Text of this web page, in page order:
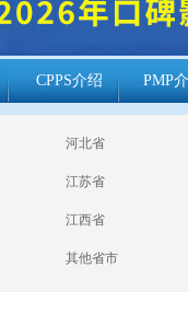
CPPS介绍 PMP
河北省
江苏省
江西省
其他省市